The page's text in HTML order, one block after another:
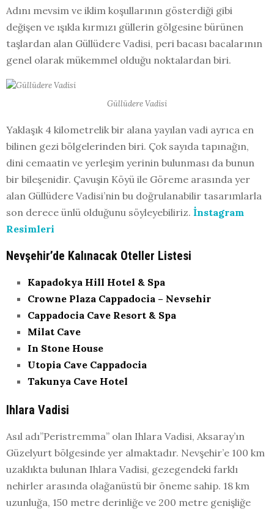
Adını mevsim ve iklim koşullarının gösterdiği gibi
değişen ve ışıkla kırmızı güllerin gölgesine bürünen
taşlardan alan Güllüdere Vadisi, peri bacası bacalarının
genel olarak mükemmel olduğu noktalardan biri.
Güllüdere Vadisi
Yaklaşık 4 kilometrelik bir alana yayılan vadi ayrıca en
bilinen gezi bölgelerinden biri. Çok sayıda tapınağın,
dini cemaatin ve yerleşim yerinin bulunması da bunun
bir bileşenidir. Çavuşin Köyü ile Göreme arasında yer
alan Güllüdere Vadisi’nin bu doğrulanabilir tasarımlarla
son derece ünlü olduğunu söyleyebiliriz. İnstagram
Resimleri
Nevşehir’de Kalınacak Oteller Listesi
Kapadokya Hill Hotel & Spa
Crowne Plaza Cappadocia – Nevsehir
Cappadocia Cave Resort & Spa
Milat Cave
In Stone House
Utopia Cave Cappadocia
Takunya Cave Hotel
Ihlara Vadisi
Asıl adı”Peristremma” olan Ihlara Vadisi, Aksaray’ın
Güzelyurt bölgesinde yer almaktadır. Nevşehir’e 100 km
uzaklıkta bulunan Ihlara Vadisi, gezegendeki farklı
nehirler arasında olağanüstü bir öneme sahip. 18 km
uzunluğa, 150 metre derinliğe ve 200 metre genişliğe